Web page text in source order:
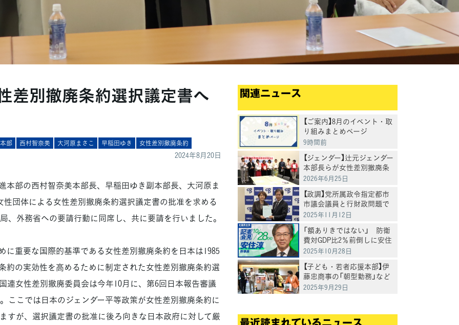
性差別撤廃条約選択議定書へ
部 西村智奈美 大河原まさこ 早稲田ゆき 女性差別撤廃条約
2024年8月20日
部の西村智奈美本部長、早稲田ゆき副本部長、大河原ま
団体による女性差別撤廃条約選択議定書の批准を求める
、外務省への要請行動に同席し、共に要請を行いました。
重要な国際的基準である女性差別撤廃条約を日本は1985
約の実効性を高めるために制定された女性差別撤廃条約選
連女性差別撤廃委員会は今年10月に、第6回日本報告審議
ここでは日本のジェンダー平等政策が女性差別撤廃条約に
すが、選択議定書の批准に後ろ向きな日本政府に対して厳
関連ニュース
【ご案内】8月のイベント・取
り組みまとめページ
9時間前
【ジェンダー】辻元ジェンダー
本部長らが女性差別撤廃条
約選択議定書の批准を求め
2026年6月25日
【政調】党所属政令指定都市
市議会議員と行財政問題で
懇談
2025年11月12日
「額ありきではない」 防衛
費対GDP比2％前倒しに安住
幹事長
2025年10月28日
【子ども・若者応援本部】伊
藤忠商事の「朝型勤務」など
働き方改革の取組を視察、
2025年9月29日
最近読まれているニュース